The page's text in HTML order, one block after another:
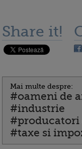
Share it!
Mai multe despre:
#oameni de
#industrie
#producatori
#taxe si